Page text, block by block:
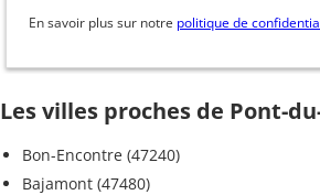
En savoir plus sur notre politique de
Les villes proches de Pont-
Bon-Encontre (47240)
Bajamont (47480)